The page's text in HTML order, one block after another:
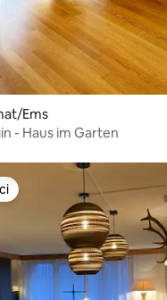
Ems
- Haus im Garten
z kategorii Wybór gości